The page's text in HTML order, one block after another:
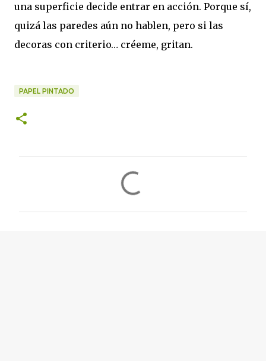
una superficie decide entrar en acción. Porque sí,
quizá las paredes aún no hablen, pero si las
decoras con criterio… créeme, gritan.
PAPEL PINTADO